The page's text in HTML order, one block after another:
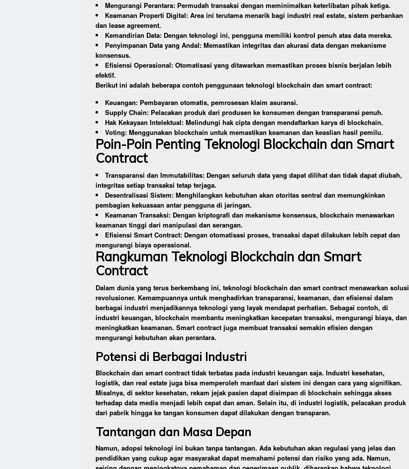
Mengurangi Perantara: Permudah transaksi dengan meminimalkan keterlibatan pihak ketiga.
Keamanan Properti Digital: Area ini terutama menarik bagi industri real estate, sistem perbankan
dan lease agreement.
Kemandirian Data: Dengan teknologi ini, pengguna memiliki kontrol penuh atas data mereka.
Penyimpanan Data yang Andal: Memastikan integritas dan akurasi data dengan mekanisme
konsensus.
Efisiensi Operasional: Otomatisasi yang ditawarkan memastikan proses bisnis berjalan lebih
efektif.
Berikut ini adalah beberapa contoh penggunaan teknologi blockchain dan smart contract:
Keuangan: Pembayaran otomatis, pemrosesan klaim asuransi.
Supply Chain: Pelacakan produk dari produsen ke konsumen dengan transparansi penuh.
Hak Kekayaan Intelektual: Melindungi hak cipta dengan mendaftarkan karya di blockchain.
Voting: Menggunakan blockchain untuk memastikan keamanan dan keaslian hasil pemilu.
Poin-Poin Penting Teknologi Blockchain dan Smart
Contract
Transparansi dan Immutabilitas: Dengan seluruh data yang dapat dilihat dan tidak dapat diubah,
integritas setiap transaksi tetap terjaga.
Desentralisasi Sistem: Menghilangkan kebutuhan akan otoritas sentral dan memungkinkan
pembagian kekuasaan antar pengguna di jaringan.
Keamanan Transaksi: Dengan kriptografi dan mekanisme konsensus, blockchain menawarkan
keamanan tinggi dari manipulasi dan serangan.
Efisiensi Smart Contract: Dengan otomatisasi proses, transaksi dapat dilakukan lebih cepat dan
mengurangi biaya operasional.
Rangkuman Teknologi Blockchain dan Smart
Contract
Dalam dunia yang terus berkembang ini, teknologi blockchain dan smart contract menawarkan solusi
revolusioner. Kemampuannya untuk menghadirkan transparansi, keamanan, dan efisiensi dalam
berbagai industri menjadikannya teknologi yang layak mendapat perhatian. Sebagai contoh, di
industri keuangan, blockchain membantu meningkatkan kecepatan transaksi, mengurangi biaya, dan
meningkatkan keamanan. Smart contract juga membuat transaksi semakin efisien dengan
mengurangi kebutuhan akan perantara.
Potensi di Berbagai Industri
Blockchain dan smart contract tidak terbatas pada industri keuangan saja. Industri kesehatan,
logistik, dan real estate juga bisa memperoleh manfaat dari sistem ini dengan cara yang signifikan.
Misalnya, di sektor kesehatan, rekam jejak pasien dapat disimpan di blockchain sehingga akses
terhadap data medis menjadi lebih cepat dan aman. Selain itu, di industri logistik, pelacakan produk
dari pabrik hingga ke tangan konsumen dapat dilakukan dengan transparan.
Tantangan dan Masa Depan
Namun, adopsi teknologi ini bukan tanpa tantangan. Ada kebutuhan akan regulasi yang jelas dan
pendidikan yang cukup agar masyarakat dapat memahami potensi dan risiko yang ada. Namun,